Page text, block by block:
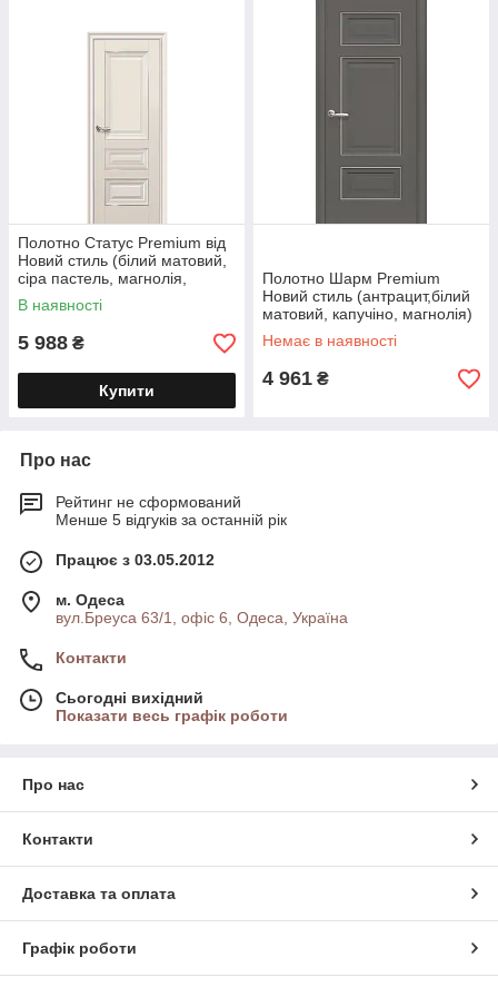
Полотно Статус Premium від
Новий стиль (білий матовий,
сіра пастель, магнолія,
антрацит)
В наявності
5 988 ₴
Купити
Полотно Шарм Premium
Новий стиль (антрацит,білий
матовий, капучіно, магнолія)
Немає в наявності
4 961 ₴
Про нас
Рейтинг не сформований
Менше 5 відгуків за останній рік
Працює з 03.05.2012
м. Одеса
вул.Бреуса 63/1, офіс 6, Одеса, Україна
Контакти
Сьогодні вихідний
Показати весь графік роботи
Про нас
Контакти
Доставка та оплата
Графік роботи